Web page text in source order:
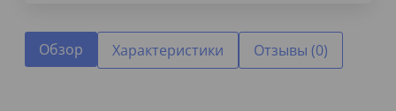
Обзор Характеристики Отзывы (0)